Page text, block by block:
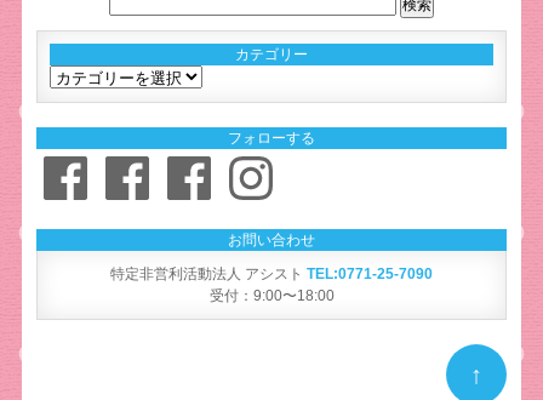
カテゴリー
カ
ー
フォローする
FacebookFacebookFacebookInstagram
お問い合わせ
特定非営利活動法人 アシスト TEL:0771-25-7090
受付：9:00〜18:00
↑